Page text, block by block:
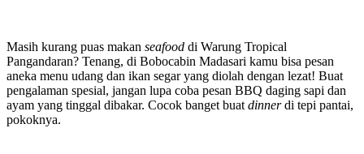
Masih kurang puas makan seafood di Warung Tropical
Pangandaran? Tenang, di Bobocabin Madasari kamu bisa pesan
aneka menu udang dan ikan segar yang diolah dengan lezat! Buat
pengalaman spesial, jangan lupa coba pesan BBQ daging sapi dan
ayam yang tinggal dibakar. Cocok banget buat dinnerdi tepi pantai,
pokoknya.